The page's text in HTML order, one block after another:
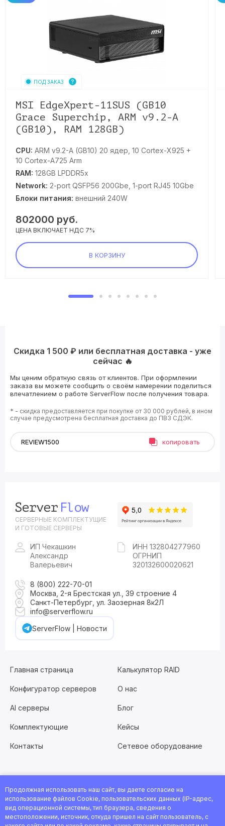
ПОД ЗАКАЗ
MSI EdgeXpert-11SUS (GB10
Grace Superchip, ARM v9.2-A
(GB10), RAM 128GB)
CPU: ARM v9.2-A (GB10) 20 ядер, 10 Cortex-X925 +
10 Cortex-A725 Arm
RAM: 128GB LPDDR5x
Network: 2-port QSFP56 200Gbe, 1-port RJ45 10Gbe
Блоки питания: внешний 240W
802000 руб.
ЦЕНА ВКЛЮЧАЕТ НДС 7%
В КОРЗИНУ
Скидка 1 500 ₽ или бесплатная доставка - уже
сейчас 🔥
Мы ценим обратную связь от клиентов. При оформлении
заказа вы можете сообщить о своём намерении поделиться
впечатлением о работе ServerFlow после получения товара.
* - скидка предоставляется при покупке от 30 000 рублей, в ином
случае предусмотрена бесплатная доставка до ПВЗ СДЭК.
копировать
СЕРВЕРНЫЕ КОМПЛЕКТУЩИЕ
И ГОТОВЫЕ СЕРВЕРЫ
ИП Чекашкин
Александр
Валерьевич
ИНН 132804277960
ОГРНИП
320132600020621
8 (800) 222-70-01
Москва, 2-я Брестская ул., 39 строение 4
Санкт-Петербург, ул. Заозерная 8к2Л
info@serverflow.ru
ServerFlow | Новости
Главная страница Калькулятор RAID
Конфигуратор серверов О нас
AI серверы Блог
Комплектующие Кейсы
Контакты Сетевое оборудование
Хотите работать с нами? Заполните анкету
посмотрите все вакансии
Продолжная использовать наш сайт, вы даете согласие на
использование файлов Cookie, пользовательских данных (IP-адрес,
вид операционной системы, тип браузера, сведения о
местоположении, источник, откуда пришел на сайт пользователь, с